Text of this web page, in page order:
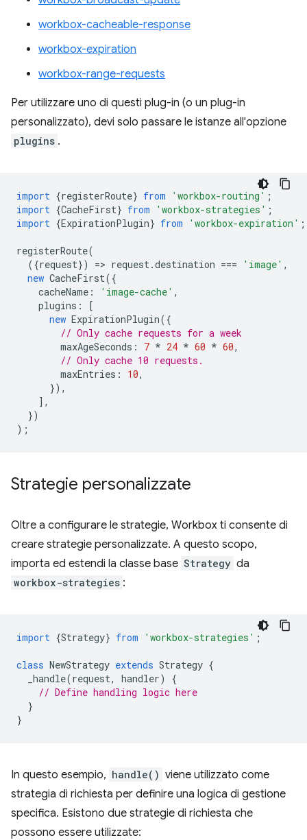
workbox-cacheable-response
workbox-expiration
workbox-range-requests
Per utilizzare uno di questi plug-in (o un plug-in
personalizzato), devi solo passare le istanze all'opzione
plugins .
import {registerRoute} from 'workbox-routing' ;
import {CacheFirst} from 'workbox-strategies' ;
import {ExpirationPlugin} from 'workbox-expiration' ;
registerRoute(
({request}) => request .destination === 'image' ,
new CacheFirst({
cacheName : 'image-cache' ,
plugins :
[
new ExpirationPlugin({
// Only cache requests for a week
maxAgeSeconds : 7 * 24 * 60 * 60,
// Only cache 10 requests.
maxEntries : 10,
}),
],
})
);
Strategie personalizzate
Oltre a configurare le strategie, Workbox ti consente di
creare strategie personalizzate. A questo scopo,
importa ed estendi la classe base Strategy da
workbox-strategies :
import {Strategy} from 'workbox-strategies' ;
class NewStrategy extends Strategy {
_handle(request, handler)
{
// Define handling logic here
}
}
In questo esempio, handle() viene utilizzato come
strategia di richiesta per definire una logica di gestione
specifica. Esistono due strategie di richiesta che
possono essere utilizzate: